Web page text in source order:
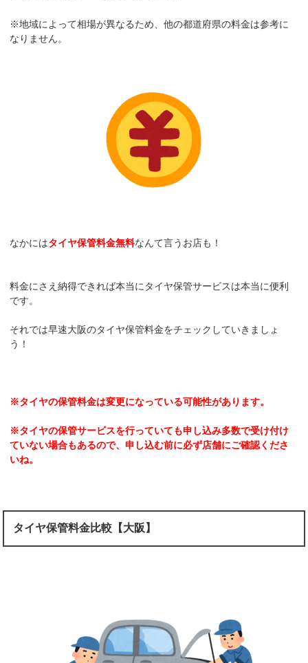
※地域によって相場が異なるため、他の都道府県の料金は参考に
なりません。
なかにはタイヤ保管料金無料なんて言うお店も！
料金にさえ納得できれば本当にタイヤ保管サービスは本当に便利
です。
それでは早速大阪のタイヤ保管料金をチェックしていきましょ
う！
※タイヤの保管料金は変更になっている可能性があります。
※タイヤの保管サービスを行っていても申し込み多数で受け付け
ていない場合もあるので、申し込む前に必ず店舗にご確認くださ
いね。
タイヤ保管料金比較【大阪】